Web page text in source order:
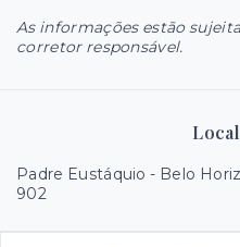
As informações estão
corretor responsável.
Padre Eustáquio - Belo
902